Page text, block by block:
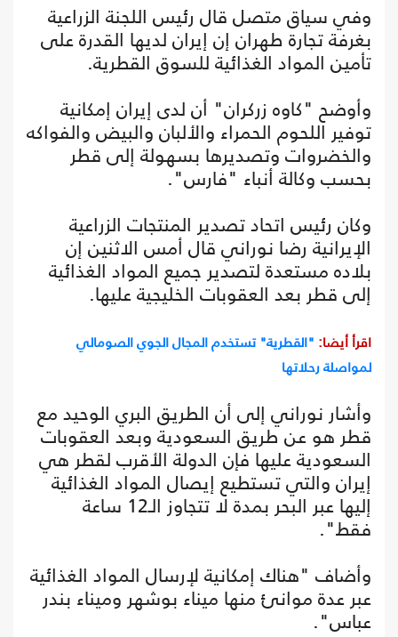
وفي سياق متصل قال رئيس اللجنة الزراعية
بغرفة تجارة طهران إن إيران لديها القدرة على
تأمين المواد الغذائية للسوق القطرية.
وأوضح "كاوه زركران" أن لدى إيران إمكانية
توفير اللحوم الحمراء والألبان والبيض والفواكه
والخضروات وتصديرها بسهولة إلى قطر
بحسب وكالة أنباء "فارس".
وكان رئيس اتحاد تصدير المنتجات الزراعية
الإيرانية رضا نوراني قال أمس الاثنين إن
بلاده مستعدة لتصدير جميع المواد الغذائية
إلى قطر بعد العقوبات الخليجية عليها.
اقرأ أيضا: "القطرية" تستخدم المجال الجوي الصومالي
لمواصلة رحلاتها
وأشار نوراني إلى أن الطريق البري الوحيد مع
قطر هو عن طريق السعودية وبعد العقوبات
السعودية عليها فإن الدولة الأقرب لقطر هي
إيران والتي تستطيع إيصال المواد الغذائية
إليها عبر البحر بمدة لا تتجاوز الـ12 ساعة
فقط".
وأضاف "هناك إمكانية لإرسال المواد الغذائية
عبر عدة موانئ منها ميناء بوشهر وميناء بندر
عباس".